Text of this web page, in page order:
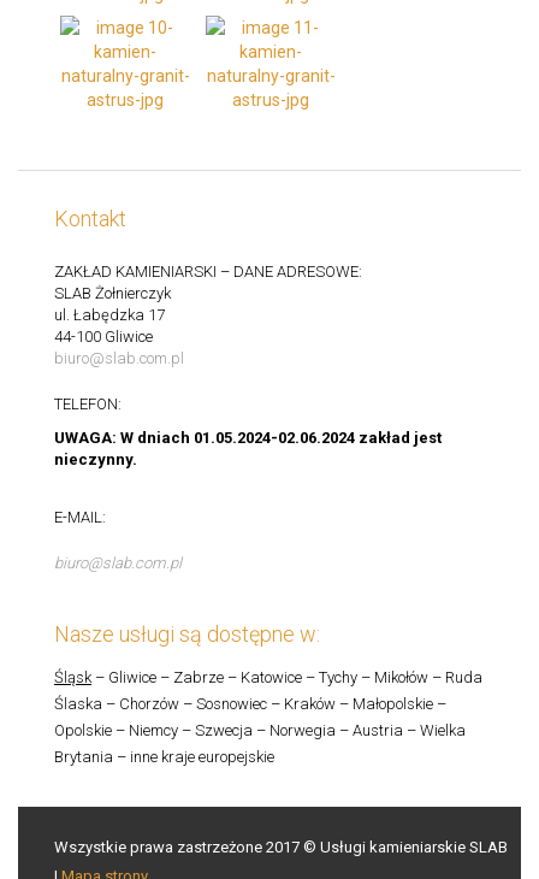
Kontakt
ZAKŁAD KAMIENIARSKI – DANE ADRESOWE:
SLAB Żołnierczyk
ul. Łabędzka 17
44-100 Gliwice
biuro@slab.com.pl
TELEFON:
UWAGA: W dniach 01.05.2024-02.06.2024 zakład jest
nieczynny.
E-MAIL:
biuro@slab.com.pl
Nasze usługi są dostępne w:
Śląsk – Gliwice – Zabrze – Katowice – Tychy – Mikołów – Ruda
Ślaska – Chorzów – Sosnowiec – Kraków – Małopolskie –
Opolskie – Niemcy – Szwecja – Norwegia – Austria – Wielka
Brytania – inne kraje europejskie
Wszystkie prawa zastrzeżone 2017 © Usługi kamieniarskie SLAB